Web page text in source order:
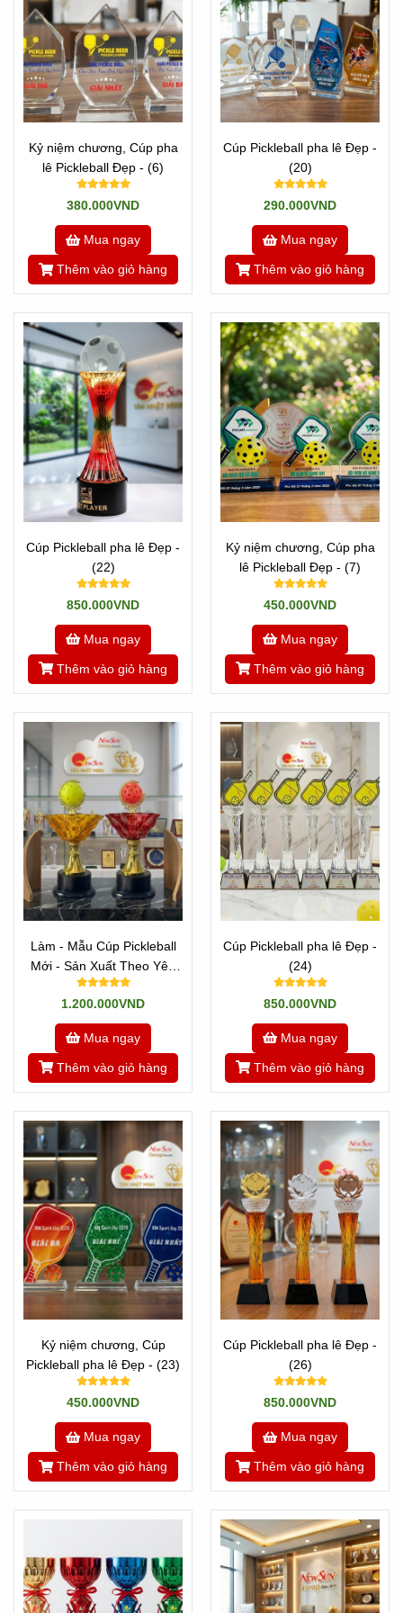
Kỷ niệm chương, Cúp pha
lê Pickleball Đẹp - (6)
380.000VND
Mua ngay
Thêm vào giỏ hàng
Cúp Pickleball pha lê Đẹp -
(20)
290.000VND
Mua ngay
Thêm vào giỏ hàng
Cúp Pickleball pha lê Đẹp -
(22)
850.000VND
Mua ngay
Thêm vào giỏ hàng
Kỷ niệm chương, Cúp pha
lê Pickleball Đẹp - (7)
450.000VND
Mua ngay
Thêm vào giỏ hàng
Làm - Mẫu Cúp Pickleball
Mới - Sản Xuất Theo Yêu
Cầu (20)
1.200.000VND
Mua ngay
Thêm vào giỏ hàng
Cúp Pickleball pha lê Đẹp -
(24)
850.000VND
Mua ngay
Thêm vào giỏ hàng
Kỷ niệm chương, Cúp
Pickleball pha lê Đẹp - (23)
450.000VND
Mua ngay
Thêm vào giỏ hàng
Cúp Pickleball pha lê Đẹp -
(26)
850.000VND
Mua ngay
Thêm vào giỏ hàng